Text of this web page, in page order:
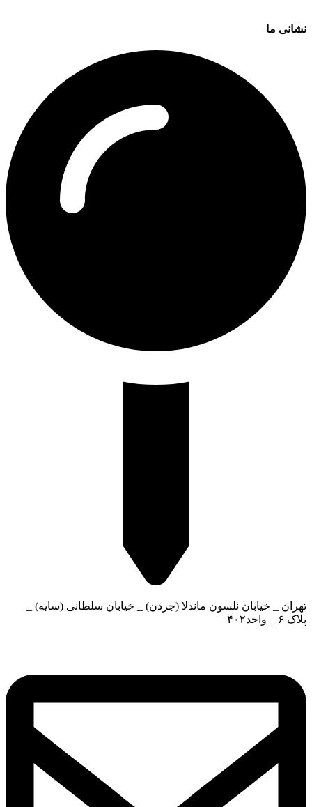
نشانی ما
تهران _ خیابان نلسون ماندلا (جردن) _ خیابان سلطانی (سایه) _
پلاک ۶ _ واحد۴۰۲